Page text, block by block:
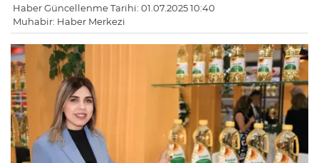
Haber Güncellenme Tarihi: 01.07.2025 10:40
Muhabir: Haber Merkezi